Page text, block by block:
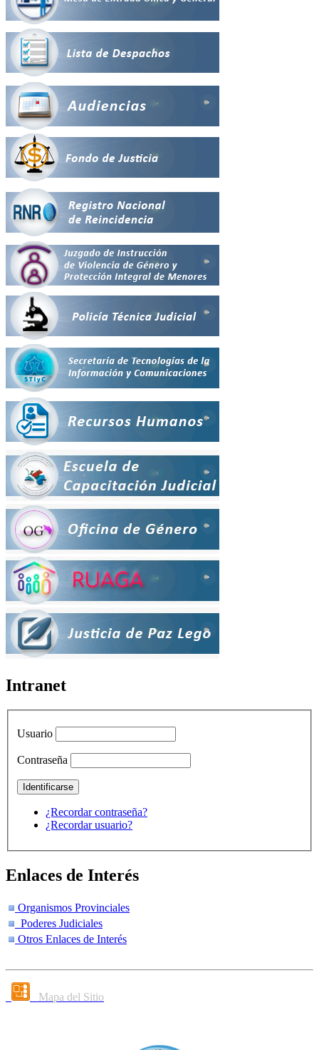
Intranet
Usuario
Contraseña
¿Recordar contraseña?
¿Recordar usuario?
Enlaces de Interés
Organismos Provinciales
Poderes Judiciales
Otros Enlaces de Interés
Mapa del Sitio